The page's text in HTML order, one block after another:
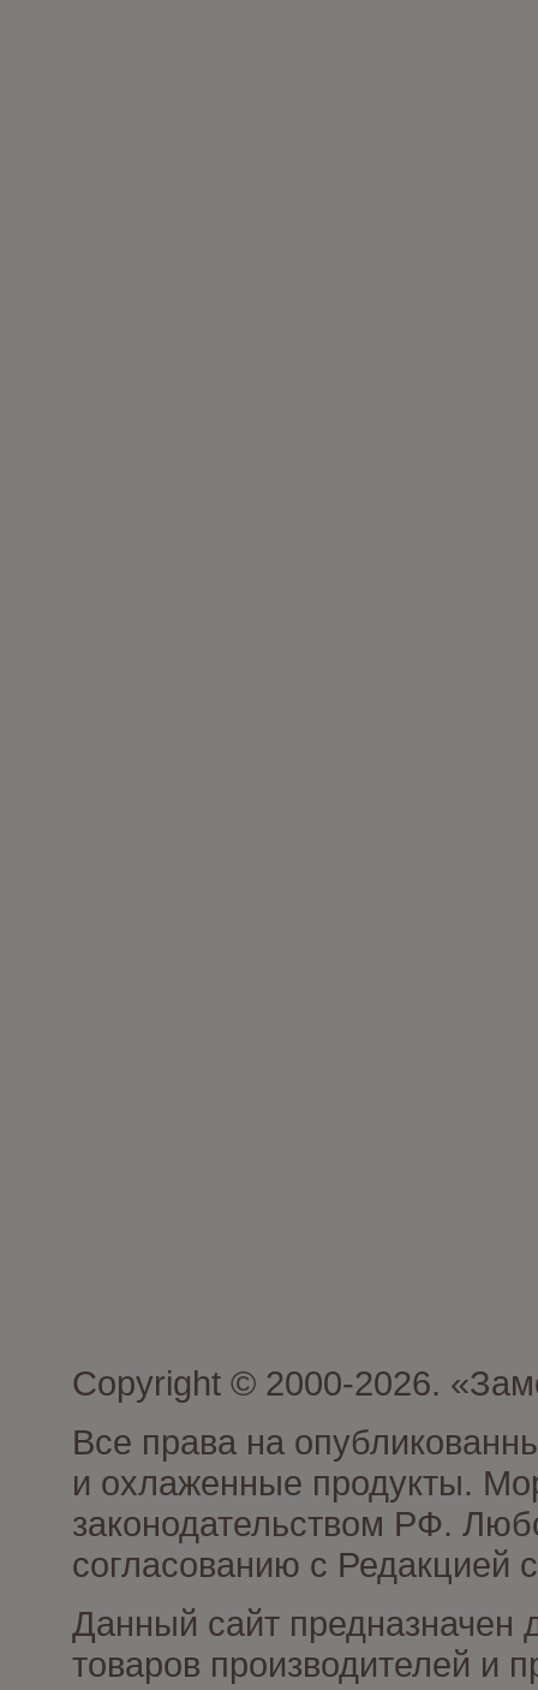
Copyright © 2000-2026.
Все права на
и охлаженные продукты.
законодательством РФ.
согласованию с Редакцией
Данный сайт предназначен
товаров производителей и